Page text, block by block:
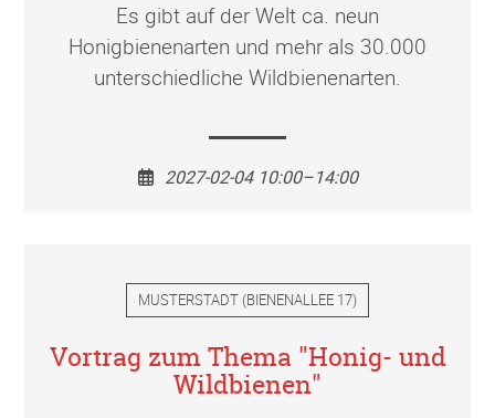
Es gibt auf der Welt ca. neun
Honigbienenarten und mehr als 30.000
unterschiedliche Wildbienenarten.
2027-02-04 10:00–14:00
MUSTERSTADT (BIENENALLEE 17)
Vortrag zum Thema "Honig- und
Wildbienen"